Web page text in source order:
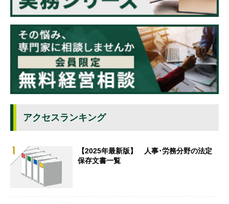
アクセスランキング
【2025年最新版】 人事･労務分野の法定
保存文書一覧